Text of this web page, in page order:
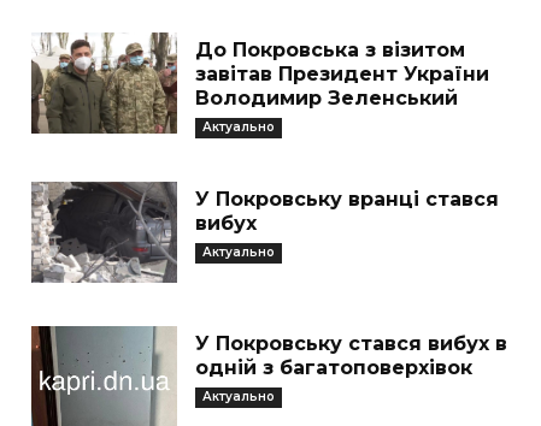
До Покровська з візитом
завітав Президент України
Володимир Зеленський
Актуально
У Покровську вранці стався
вибух
Актуально
У Покровську стався вибух в
одній з багатоповерхівок
Актуально